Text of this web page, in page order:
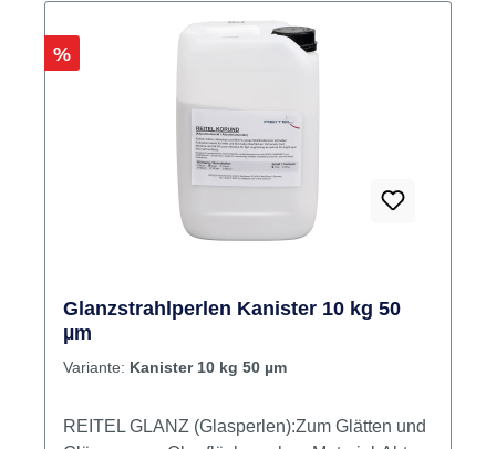
Rabatt
%
Glanzstrahlperlen Kanister 10 kg 50
µm
Variante: Kanister 10 kg 50 µm
REITEL GLANZ (Glasperlen):Zum Glätten und